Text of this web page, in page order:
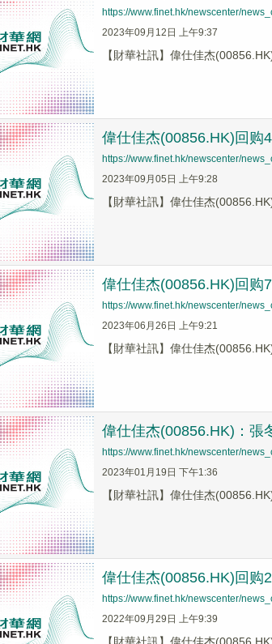
https://www.finet.hk/newscenter/
2023年09月12日 上午9:37
【財華社訊】偉仕佳杰
偉仕佳杰(00856.HK)回购
https://www.finet.hk/newscenter/
2023年09月05日 上午9:28
【財華社訊】偉仕佳杰
偉仕佳杰(00856.HK)回购
https://www.finet.hk/newscenter/
2023年06月26日 上午9:21
【財華社訊】偉仕佳杰
偉仕佳杰(00856.HK)：張
https://www.finet.hk/newscenter/
2023年01月19日 下午1:36
【財華社訊】偉仕佳杰
偉仕佳杰(00856.HK)回购
https://www.finet.hk/newscenter/
2022年09月29日 上午9:39